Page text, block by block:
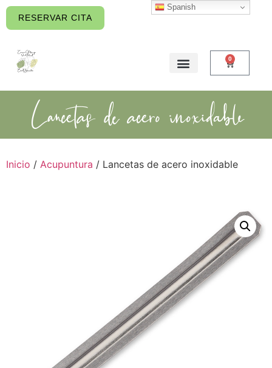
RESERVAR CITA
0
Lancetas de acero inoxidable
Inicio / Acupuntura / Lancetas de acero inoxidable
Spanish